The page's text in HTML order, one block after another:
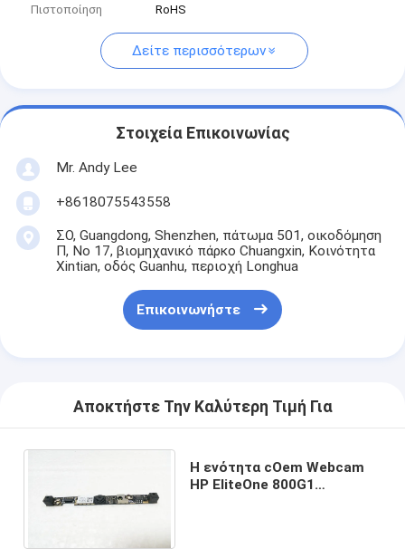
Πιστοποίηση
RoHS
Δείτε περισσότερων
Στοιχεία Επικοινωνίας
Mr. Andy Lee
+8618075543558
ΣΟ, Guangdong, Shenzhen, πάτωμα 501, οικοδόμηση
Π, Νο 17, βιομηχανικό πάρκο Chuangxin, Κοινότητα
Xintian, οδός Guanhu, περιοχή Longhua
Επικοινωνήστε
Αποκτήστε Την Καλύτερη Τιμή Για
Η ενότητα cOem Webcam
HP EliteOne 800G1